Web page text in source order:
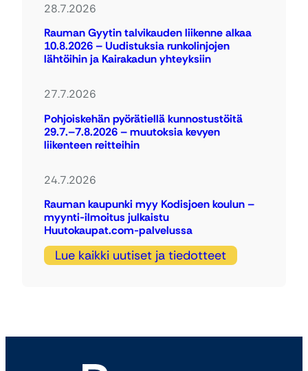
28.7.2026
Rauman Gyytin talvikauden liikenne alkaa
10.8.2026 – Uudistuksia runkolinjojen
lähtöihin ja Kairakadun yhteyksiin
27.7.2026
Pohjoiskehän pyörätiellä kunnostustöitä
29.7.–7.8.2026 – muutoksia kevyen
liikenteen reitteihin
24.7.2026
Rauman kaupunki myy Kodisjoen koulun –
myynti-ilmoitus julkaistu
Huutokaupat.com-palvelussa
Lue kaikki uutiset ja tiedotteet